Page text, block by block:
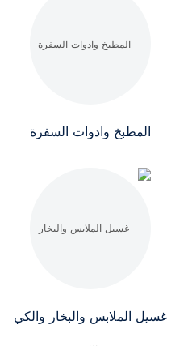
المطبخ وادوات السفرة
غسيل الملابس والبخار والكي